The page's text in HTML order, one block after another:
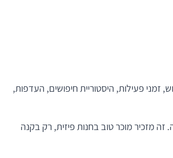
פעילות, היסטוריית חיפושים, העדפות,
מזכיר מוכר טוב בחנות פיזית, רק בקנה